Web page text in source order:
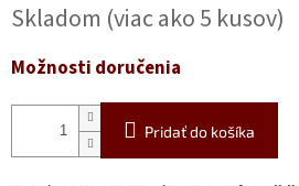
cena:
Skladom (viac ako 5 kusov)
Možnosti doručenia
Pridať do košíka